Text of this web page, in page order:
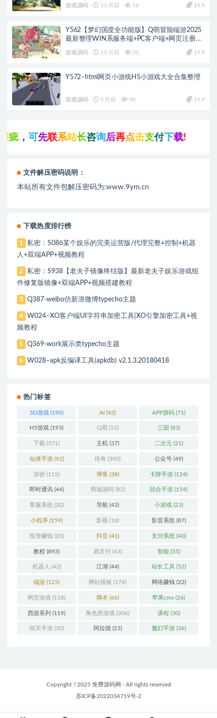
游戏源码 10 月前 56 19.9
Y562【梦幻国度全功能版】Q萌冒险端游2025
最新整理WIN系服务端+PC客户端+网页注册
游戏源码 10 月前 50 19.9
Y572–html网页小游戏H5小游戏大全合集整理
游戏源码 9 月前 90 19.9
可先 联系站长咨询后再点击支付下载!
文件解压密码说明：
本站所有文件包解压密码为:www.9ym.cn
下载热度排行榜
1
私密：S086某个娱乐的完美运营版/代理完整+控制+机器
人+双端APP+视频教程
2
私密：S938【老夫子镜像终结版】最新老夫子娱乐游戏组
件修复版镜像+双端APP+视频搭建教程
3 Q387-weibo仿新浪微博typecho主题
4
W024–XO客户端UI字符串加密工具|XO引擎加密工具+视
频教程
5 Q369-work展示类typecho主题
6 W028–apk反编译工具(apkdb) v2.1.3.20180418
热门标签
3D游戏 (190) AI (43) APP源码(71)
H5游戏 (193) Q萌 (52) 三国 (83)
下载 (371) 主机(37) 二次元(21)
仙侠手游(92) 传奇 (390) 公众号(49)
加密 (115) 博客(38) 卡牌手游 (124)
即时通讯(44) 商城源码(82) 回合手游 (154)
客服系统 (20) 导航(43) 小游戏(23)
小程序 (159) 影视(18) 影音系统 (87)
投资赚钱 (20) 抖音(41) 支付系统 (40)
教程 (893) 易支付(43) 智能(55)
机器人 (42) 江湖 (44) 站长工具(52)
端游 (125) 网站模板 (174) 网络赚钱(22)
网页游戏 (118) 脚本(66) 苹果cms (26)
西游系列 (119) 角色类游戏 (306) 课程 (30)
闯关手游(30) 阿拉德(23) 魔幻手游(36)
Copyright ? 2025 免费源码网 - All rights reserved
苏ICP备2022034719号-2